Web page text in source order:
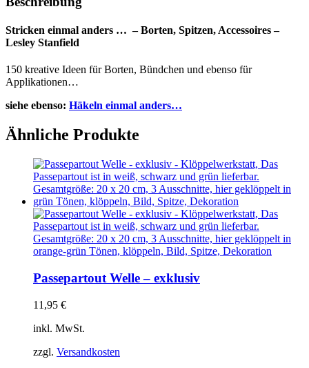
Menge
Stricken einmal anders … – Borten, Spitzen, Accessoires –
Lesley Stanfield
150 kreative Ideen für Borten, Bündchen und ebenso für
Applikationen…
siehe ebenso: Häkeln einmal anders…
Ähnliche Produkte
Passepartout Welle – exklusiv
11,95 €
inkl. MwSt.
zzgl. Versandkosten